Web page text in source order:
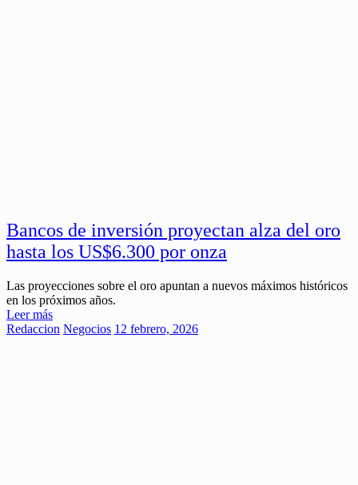
Bancos de inversión proyectan alza del oro
hasta los US$6.300 por onza
Las proyecciones sobre el oro apuntan a nuevos máximos históricos
en los próximos años.
Leer más
Redaccion Negocios 12 febrero, 2026